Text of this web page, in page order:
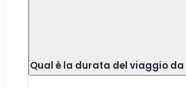
Qual è la durata del viaggio da